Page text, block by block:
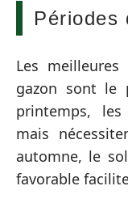
Périodes
Les
gazon sont le
printemps,
mais
automne, le
favorable